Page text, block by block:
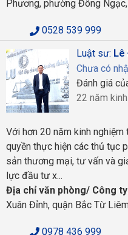
Phương, phường Đông
0528 539 999
Luật sư: Lê
Chưa có
Đánh giá
22 năm
Với hơn 20 năm kinh
quyền thực hiện các thủ tục
sản thương mại, tư vấn và
lực đầu tư x...
Địa chỉ văn phòng/ Công
Xuân Đỉnh, quận Bắc Từ
0978 436 999